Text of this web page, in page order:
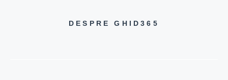
DESPRE GHID365